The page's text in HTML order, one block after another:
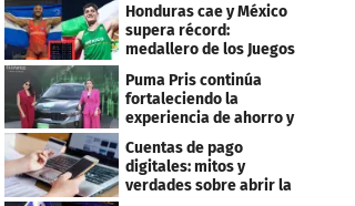
Honduras cae y México
supera récord:
medallero de los Juegos
Centroamericanos
Puma Pris continúa
fortaleciendo la
experiencia de ahorro y
beneficios para sus
clientes
Cuentas de pago
digitales: mitos y
verdades sobre abrir la